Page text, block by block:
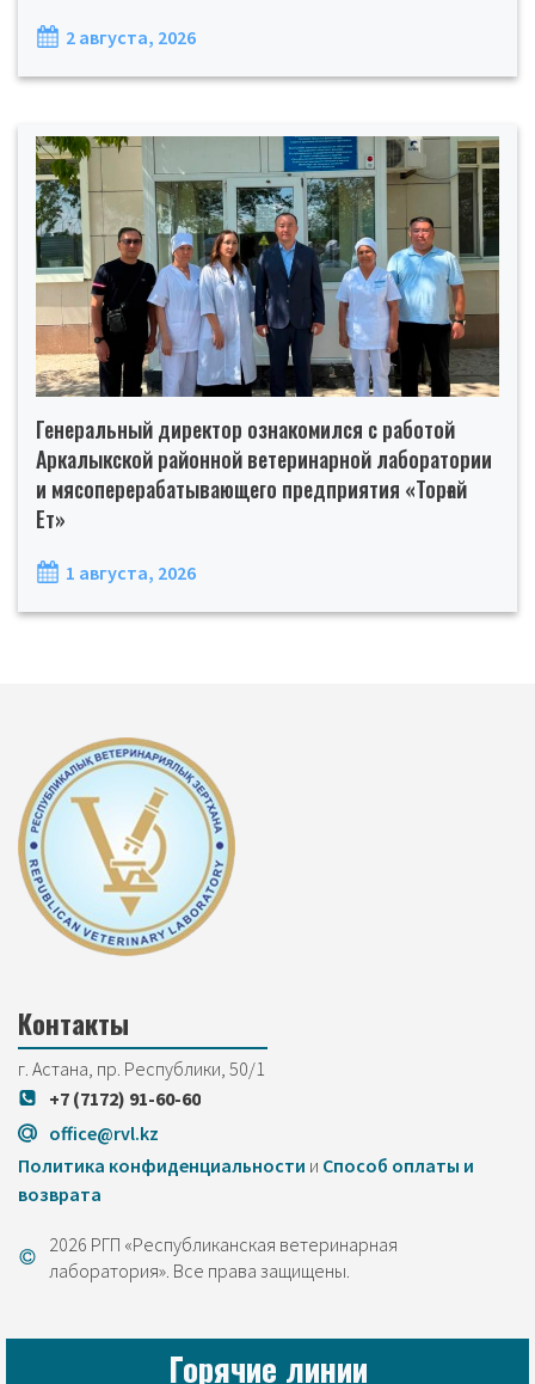
2 августа, 2026
Генеральный директор ознакомился с работой
Аркалыкской районной ветеринарной лаборатории
и мясоперерабатывающего предприятия «Торғай
Ет»
1 августа, 2026
Контакты
г. Астана, пр. Республики, 50/1
+7 (7172) 91-60-60
office@rvl.kz
Политика конфиденциальности и Cпособ оплаты и
возврата
2026 РГП «Республиканская ветеринарная
лаборатория». Все права защищены.
Горячие линии